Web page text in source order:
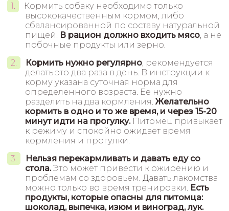
Кормить собаку необходимо только
высококачественным кормом, либо
сбалансированной по составу натуральной
пищей. В рацион должно входить мясо, а не
побочные продукты или зерно.
Кормить нужно регулярно, рекомендуется
делать это два раза в день. В инструкции к
корму указана суточная норма для
определенного возраста. Ее нужно
разделить на два кормления. Желательно
кормить в одно и то же время, и через 15-20
минут идти на прогулку.Питомец привыкает
к режиму и спокойно ожидает время
кормления и прогулки.
Нельзя перекармливать и давать еду со
стола.Это может привести к ожирению и
проблемам со здоровьем. Давать лакомства
можно только во время тренировки. Есть
продукты, которые опасны для питомца:
шоколад, выпечка, изюм и виноград, лук.